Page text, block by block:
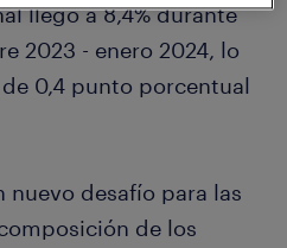
llegó a 8,4% durante
2023 - enero 2024, lo
0,4 punto porcentual
nuevo desafío para las
de los